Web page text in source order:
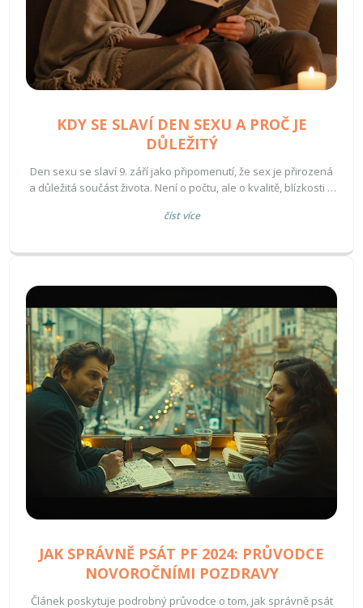
KDY SE SLAVÍ DEN SEXU A PROČ JE
DŮLEŽITÝ
Den sexu se slaví 9. září jako připomenutí, že sex je přirozená
a důležitá součást života. Není o počtu, ale o kvalitě, blízkosti a
číst více
JAK SPRÁVNĚ PSÁT PF 2024: PRŮVODCE
NOVOROČNÍMI POZDRAVY
Článek poskytuje podrobný průvodce o tom, jak správně psát